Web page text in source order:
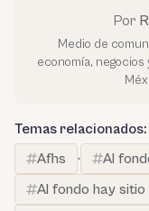
Por
Medio de
economía,
Temas relacionados:
Afhs
· Al
Al fondo hay